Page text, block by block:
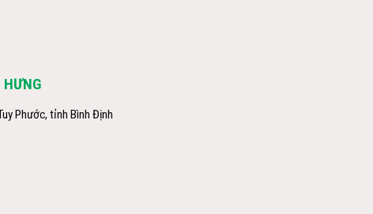
HƯNG
Phước, tỉnh Bình Định